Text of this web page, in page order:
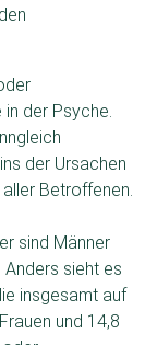
der Psyche.
der Ursachen
Betroffenen.
sind Männer
sieht es
insgesamt auf
und 14,8